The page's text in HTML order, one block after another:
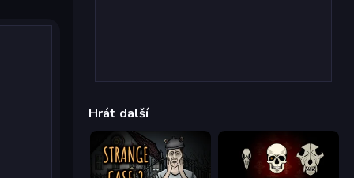
Hrát další